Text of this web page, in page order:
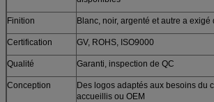
Finition Blanc, noir, argenté et autre a exigé
Certification GV, ROHS, ISO9000
Qualité Garanti, inspection de QC
Conception
Des logos adaptés aux besoins du
accueillis ou OEM